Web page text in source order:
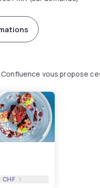
Confluence vous propose
CHF